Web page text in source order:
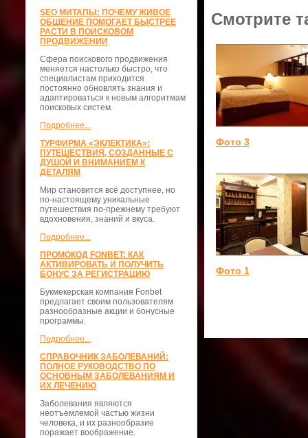
SEO МИТАПЫ: ПОЧЕМУ ЖИВОЕ
ОБЩЕНИЕ ПОМОГАЕТ БЫСТРЕЕ
РАСТИ В ПОИСКОВОМ
ПРОДВИЖЕНИИ
Сфера поискового продвижения
меняется настолько быстро, что
специалистам приходится
постоянно обновлять знания и
адаптироваться к новым алгоритмам
поисковых систем.
Подробнее...
ТУРФИРМА «ЭКЛЕКТИКА»:
ПУТЕШЕСТВИЯ, СОЗДАННЫЕ С
ДУШОЙ И ВНИМАНИЕМ К
ДЕТАЛЯМ
Мир становится всё доступнее, но
по-настоящему уникальные
путешествия по-прежнему требуют
вдохновения, знаний и вкуса.
Подробнее...
ПРОМОКОД FONBET: КАК
АКТИВИРОВАТЬ И ПОЛУЧИТЬ
БОНУС ЗА РЕГИСТРАЦИЮ
Букмекерская компания Fonbet
предлагает своим пользователям
разнообразные акции и бонусные
программы.
Подробнее...
СПРАВОЧНИК ЗАБОЛЕВАНИЙ:
ПОЛНОЕ РУКОВОДСТВО ПО
ОСНОВНЫМ ЗАБОЛЕВАНИЯМ И
ИХ ЛЕЧЕНИЮ
Заболевания являются
неотъемлемой частью жизни
человека, и их разнообразие
поражает воображение.
Смотрите
Фото 3
Фото 1